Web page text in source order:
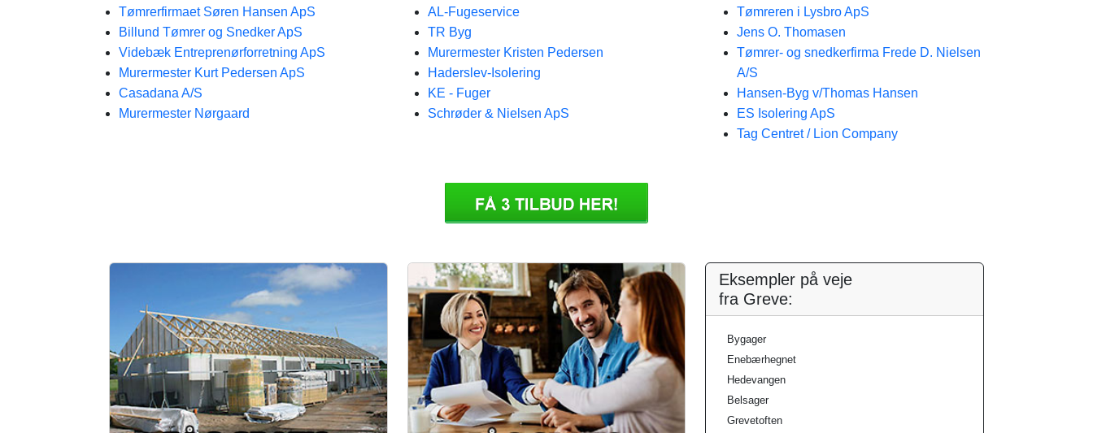
Tømrerfirmaet Søren Hansen ApS
Billund Tømrer og Snedker ApS
Videbæk Entreprenørforretning ApS
Murermester Kurt Pedersen ApS
Casadana A/S
Murermester Nørgaard
AL-Fugeservice
TR Byg
Murermester Kristen Pedersen
Haderslev-Isolering
KE - Fuger
Schrøder & Nielsen ApS
Tømreren i Lysbro ApS
Jens O. Thomasen
Tømrer- og snedkerfirma Frede D. Nielsen
A/S
Hansen-Byg v/Thomas Hansen
ES Isolering ApS
Tag Centret / Lion Company
Eksempler på veje
fra Greve:
Bygager
Enebærhegnet
Hedevangen
Belsager
Grevetoften